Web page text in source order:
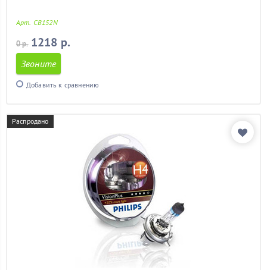
Арт. CB152N
0 р. 1218 р.
Звоните
Добавить к сравнению
Распродано